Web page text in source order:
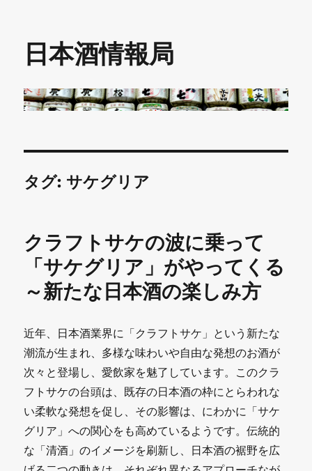
日本酒情報局
タグ: サケグリア
クラフトサケの波に乗って
「サケグリア」がやってくる
～新たな日本酒の楽しみ方
近年、日本酒業界に「クラフトサケ」という新たな
潮流が生まれ、多様な味わいや自由な発想のお酒が
次々と登場し、愛飲家を魅了しています。このクラ
フトサケの台頭は、既存の日本酒の枠にとらわれな
い柔軟な発想を促し、その影響は、にわかに「サケ
グリア」への関心をも高めているようです。伝統的
な「清酒」のイメージを刷新し、日本酒の裾野を広